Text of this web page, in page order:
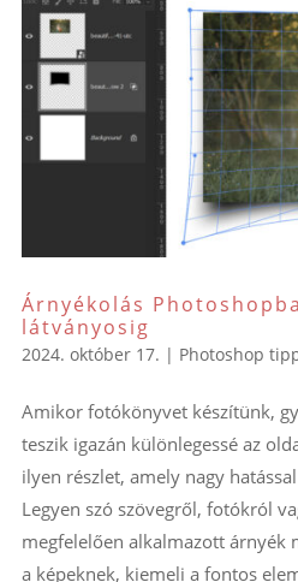
Árnyékolás
látványosig
2024. október 17. | Photoshop
Amikor fotókönyvet készítünk,
teszik igazán különlegessé az
ilyen részlet, amely nagy
Legyen szó szövegről, fotókról
megfelelően alkalmazott árnyék
a képeknek, kiemeli a fontos